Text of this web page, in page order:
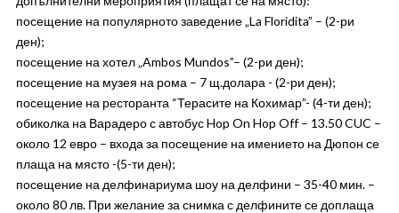
посещение на популярното заведение „La Floridita” – (2-ри
ден);
посещение на хотел „Ambos Mundos”– (2-ри ден);
посещение на музея на рома – 7 щ.долара - (2-ри ден);
посещение на ресторанта “Терасите на Кохимар”- (4-ти ден);
обиколка на Варадеро с автобус Hop On Hop Off – 13.50 CUC –
около 12 евро – входа за посещение на имението на Дюпон се
плаща на място -(5-ти ден);
посещение на делфинариума шоу на делфини – 35-40 мин. –
около 80 лв. При желание за снимка с делфините се доплаща